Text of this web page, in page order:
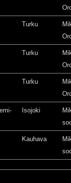
Turku
Turku
Turku
Isojoki
Kauhava